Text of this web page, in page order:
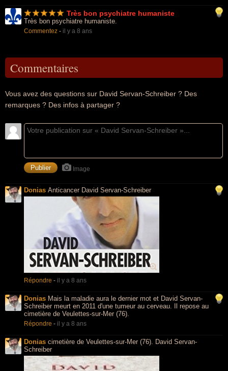
Très bon psychiatre humaniste
Très bon psychiatre humaniste.
Commentez - il y a 8 ans
Commentaires
Vous avez des questions sur David Servan-Schreiber ? Des
remarques ? Des infos à partager ?
Image
Donias Anticancer David Servan-Schreiber
Répondre - il y a 8 ans
Donias Mais la maladie aura le dernier mot et David Servan-
Schreiber meurt en 2011 d'une tumeur au cerveau. Il repose au
cimetière de Veulettes-sur-Mer (76).
Répondre - il y a 8 ans
Donias cimetière de Veulettes-sur-Mer (76). David Servan-
Schreiber